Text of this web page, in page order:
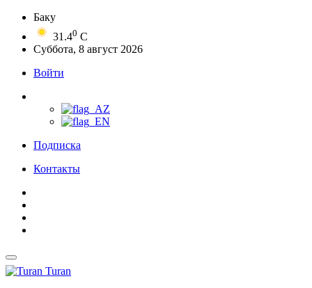
Баку
31.40 C
Суббота, 8 август 2026
Войти
Подписка
Контакты
Turan